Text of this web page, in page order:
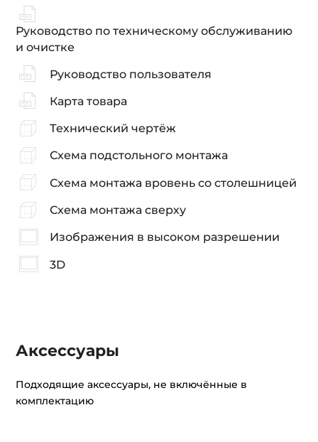
Руководство по техническому обслуживанию
и очистке
Руководство пользователя
Карта товара
Технический чертёж
Схема подстольного монтажа
Схема монтажа вровень со столешницей
Схема монтажа сверху
Изображения в высоком разрешении
3D
Аксессуары
Подходящие аксессуары, не включённые в
комплектацию